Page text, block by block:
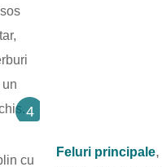
4
Feluri principale,